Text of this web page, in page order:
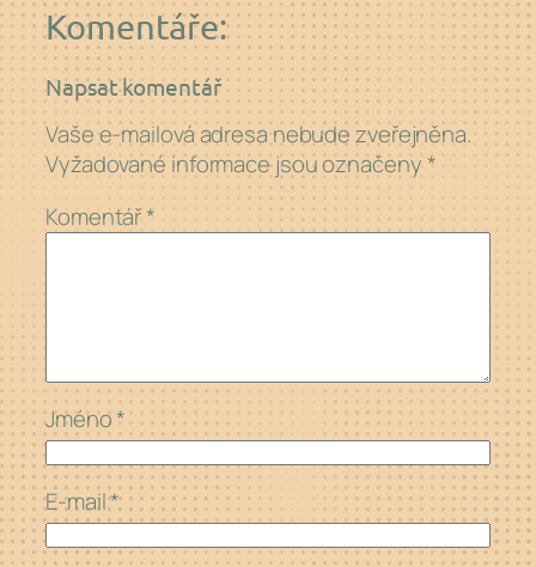
Komentáře:
Napsat komentář
Vaše e-mailová adresa nebude zveřejněna.
Vyžadované informace jsou označeny *
Komentář*
Jméno*
E-mail*